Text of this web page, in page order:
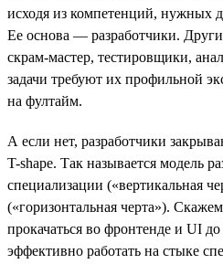
исходя из компетенций, нужных
Ее основа — разработчики.
скрам-мастер, тестировщики,
задачи требуют их профильной
на фултайм.
А если нет, разработчики
T-shape. Так называется модель
специализации («вертикальная
(«горизонтальная черта»).
прокачаться во фронтенде и UI
эффективно работать на стыке